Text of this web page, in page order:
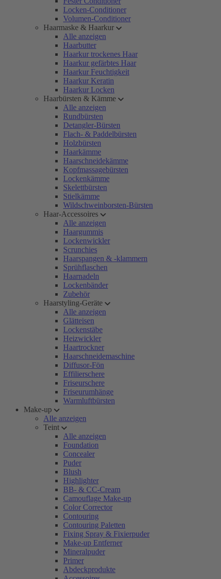
Locken-Conditioner
Volumen-Conditioner
Haarmaske & Haarkur
Alle anzeigen
Haarbutter
Haarkur trockenes Haar
Haarkur gefärbtes Haar
Haarkur Feuchtigkeit
Haarkur Keratin
Haarkur Locken
Haarbürsten & Kämme
Alle anzeigen
Rundbürsten
Detangler-Bürsten
Flach- & Paddelbürsten
Holzbürsten
Haarkämme
Haarschneidekämme
Kopfmassagebürsten
Lockenkämme
Skelettbürsten
Stielkämme
Wildschweinborsten-Bürsten
Haar-Accessoires
Alle anzeigen
Haargummis
Lockenwickler
Scrunchies
Haarspangen & -klammern
Sprühflaschen
Haarnadeln
Lockenbänder
Zubehör
Haarstyling-Geräte
Alle anzeigen
Glätteisen
Lockenstäbe
Heizwickler
Haartrockner
Haarschneidemaschine
Diffusor-Fön
Effilierschere
Friseurschere
Friseurumhänge
Warmluftbürsten
Make-up
Alle anzeigen
Teint
Alle anzeigen
Foundation
Concealer
Puder
Blush
Highlighter
BB- & CC-Cream
Camouflage Make-up
Color Corrector
Contouring
Contouring Paletten
Fixing Spray & Fixierpuder
Make-up Entferner
Mineralpuder
Primer
Abdeckprodukte